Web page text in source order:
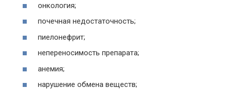
онкология;
почечная недостаточность;
пиелонефрит;
непереносимость препарата;
анемия;
нарушение обмена веществ;